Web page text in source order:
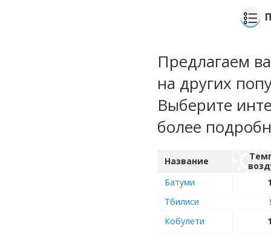
Предлагаем
на других
Выберите
более
Название
Батуми
Тбилиси
Кобулети